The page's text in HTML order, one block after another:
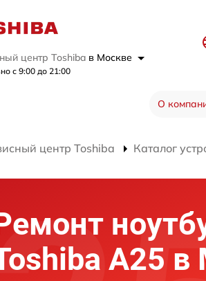
центр Toshiba в Москве
с 9:00 до 21:00
О
центр Toshiba Каталог
A25 в